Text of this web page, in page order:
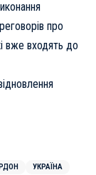
про
вже входять до
УКРАЇНА